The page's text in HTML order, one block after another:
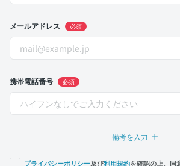
メールアドレス 必須
携帯電話番号 必須
備考を入力
プライバシーポリシー及び利用規約を確認の上、同